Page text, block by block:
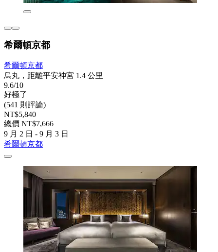
希爾頓京都
希爾頓京都
烏丸，距離平安神宮 1.4 公里
9.6/10
好極了
(541 則評論)
NT$5,840
總價 NT$7,666
9 月 2 日 - 9 月 3 日
希爾頓京都